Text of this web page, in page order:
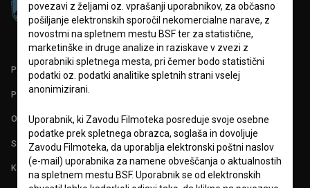
PARTNERJI
POGOJI UPORABE
O PROJEKTU
STATISTIKA
KONTAKT
povezavi z željami oz. vprašanji uporabnikov, za občasno
pošiljanje elektronskih sporočil nekomercialne narave, z
novostmi na spletnem mestu BSF ter za statistične,
marketinške in druge analize in raziskave v zvezi z
uporabniki spletnega mesta, pri čemer bodo statistični
podatki oz. podatki analitike spletnih strani vselej
anonimizirani.
Uporabnik, ki Zavodu Filmoteka posreduje svoje osebne
podatke prek spletnega obrazca, soglaša in dovoljuje
Zavodu Filmoteka, da uporablja elektronski poštni naslov
(e-mail) uporabnika za namene obveščanja o aktualnostih
na spletnem mestu BSF. Uporabnik se od elektronskih